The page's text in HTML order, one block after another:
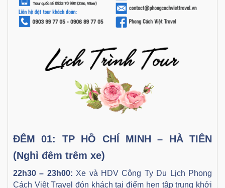
ĐÊM 01: TP HỒ CHÍ MINH – HÀ TIÊN
(Nghỉ đêm trêm xe)
22h30 – 23h00: Xe và HDV Công Ty Du Lịch Phong
Cách Việt Travel đón khách tại điểm hẹn tập trung khởi